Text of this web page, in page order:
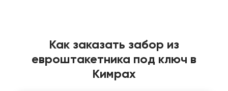
Как заказать забор из
евроштакетника под ключ в
Кимрах